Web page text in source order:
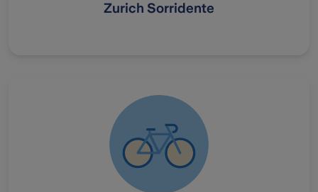
Zurich Sorridente